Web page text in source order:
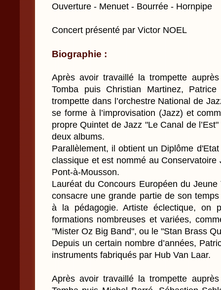
Ouverture - Menuet - Bourrée - Hornpipe
Concert présenté par Victor NOEL
Biographie :
Après avoir travaillé la trompette
Tomba puis Christian Martinez,
trompette dans l’orchestre National de
se forme à l’improvisation (Jazz) et
propre Quintet de Jazz "Le Canal de
deux albums.
Parallèlement, il obtient un Diplôme
classique et est nommé au
Pont-à-Mousson.
Lauréat du Concours Européen du
consacre une grande partie de son
à la pédagogie. Artiste éclectique, on
formations nombreuses et variées,
"Mister Oz Big Band", ou le "Stan Brass
Depuis un certain nombre d’années,
instruments fabriqués par Hub Van Laar.
Après avoir travaillé la trompette